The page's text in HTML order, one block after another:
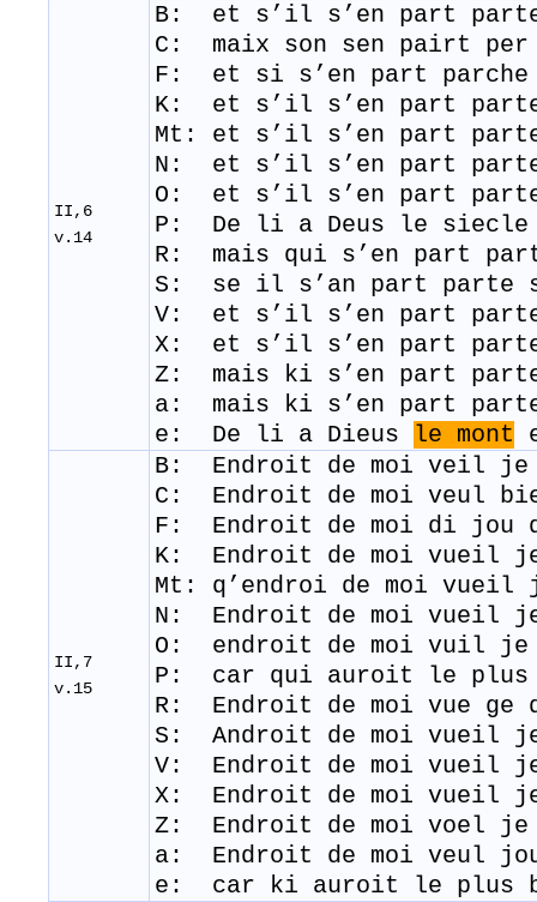
II,6
v.14
B: et s’il s’en part parte
C: maix son sen pairt per
F: et si s’en part parche
K: et s’il s’en part parte
Mt: et s’il s’en part parte
N: et s’il s’en part parte
O: et s’il s’en part parte
P: De li a Deus le siecle
R: mais qui s’en part
​S: se il s’an part parte
V: et s’il s’en part parte
X: et s’il s’en part
Z: mais ki s’en part
a: mais ki s’en part
e: De li a Dieus le mont
II,7
v.15
B: Endroit de moi veil je
C: Endroit de moi veul
F: Endroit de moi di jou
K: Endroit de moi vueil
Mt: q’endroi de moi
N: Endroit de moi vueil
O: endroit de moi vuil je
P: car qui auroit le plus
R: ​ Endroit de moi vue ge
S: Androit de moi vueil
V: Endroit de moi vueil
X: Endroit de moi vueil
Z: Endroit de moi voel je
a: Endroit de moi veul
e: car ki auroit le plus